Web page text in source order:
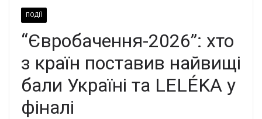
ПОДІЇ
“Євробачення-2026”: хто
з країн поставив найвищі
бали Україні та LELÉKA у
фіналі